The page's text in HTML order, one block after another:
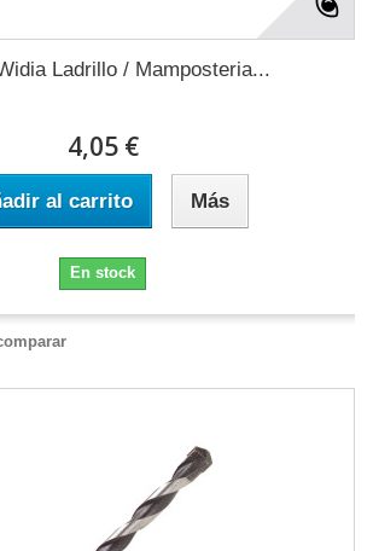
Ladrillo / Mamposteria...
4,05 €
al carrito Más
En stock